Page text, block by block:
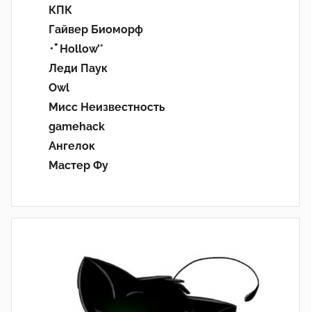
КПК
Гайвер Биоморф
･ﾟHollow’°
Леди Паук
Owl
Мисс Неизвестность
gamehack
Ангелок
Мастер Фу